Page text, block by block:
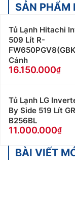
SẢN PHẨM
Tủ Lạnh Hitachi
509 Lít R-
Cánh
16.150.000
Tủ Lạnh LG
By Side 519 Lít
B256BL
11.000.000
BÀI VIẾT